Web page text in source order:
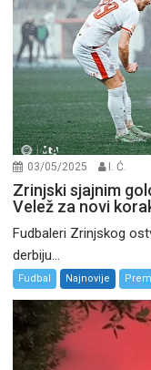
03/05/2025 I. Ć.
Zrinjski sjajnim
Velež za novi
Fudbaleri Zrinjskog
derbiju...
Fudbal Najnovije